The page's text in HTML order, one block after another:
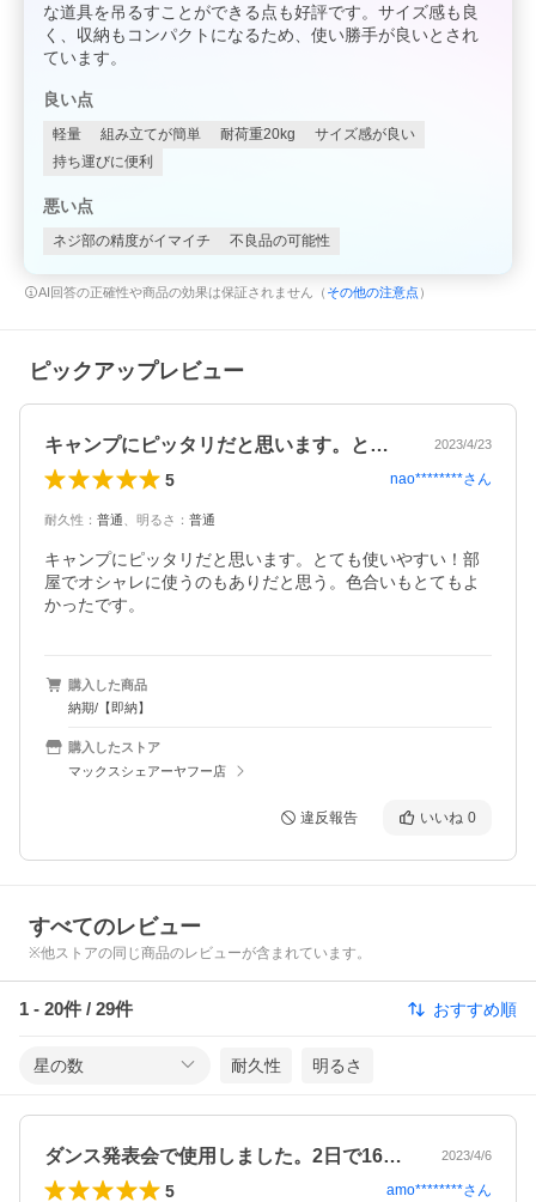
な道具を吊るすことができる点も好評です。サイズ感も良
く、収納もコンパクトになるため、使い勝手が良いとされ
ています。
良い点
軽量 組み立てが簡単 耐荷重20kg
サイズ感が良い
持ち運びに便利
悪い点
ネジ部の精度がイマイチ 不良品の可能性
AI回答の正確性や商品の効果は保証されません（ その他の注意点 ）
ピックアップレビュー
キャンプにピッタリだと思います。とても… 2023/4/23
5 nao********さん
耐久性 ： 普通 明るさ ： 普通
キャンプにピッタリだと思います。とても使いやすい！部
屋でオシャレに使うのもありだと思う。色合いもとてもよ
かったです。
購入した商品
納期/【即納】
購入したストア
マックスシェアーヤフー店
違反報告 いいね 0
すべてのレビュー
※他ストアの同じ商品のレビューが含まれています。
1 - 20件 / 29件 おすすめ順
星の数 耐久性 明るさ
ダンス発表会で使用しました。2日で16… 2023/4/6
5 amo********さん